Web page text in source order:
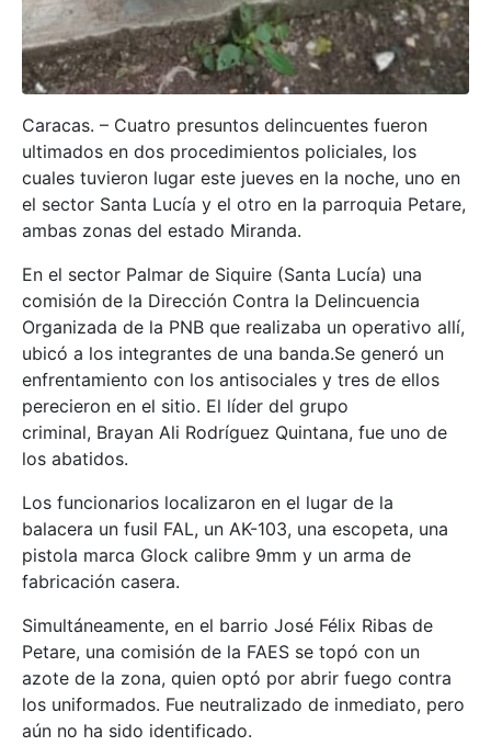
Caracas. – Cuatro presuntos delincuentes fueron
ultimados en dos procedimientos policiales, los
cuales tuvieron lugar este jueves en la noche, uno en
el sector Santa Lucía y el otro en la parroquia Petare,
ambas zonas del estado Miranda.
En el sector Palmar de Siquire (Santa Lucía) una
comisión de la Dirección Contra la Delincuencia
Organizada de la PNB que realizaba un operativo allí,
ubicó a los integrantes de una banda.Se generó un
enfrentamiento con los antisociales y tres de ellos
perecieron en el sitio. El líder del grupo
criminal, Brayan Ali Rodríguez Quintana, fue uno de
los abatidos.
Los funcionarios localizaron en el lugar de la
balacera un fusil FAL, un AK-103, una escopeta, una
pistola marca Glock calibre 9mm y un arma de
fabricación casera.
Simultáneamente, en el barrio José Félix Ribas de
Petare, una comisión de la FAES se topó con un
azote de la zona, quien optó por abrir fuego contra
los uniformados. Fue neutralizado de inmediato, pero
aún no ha sido identificado.